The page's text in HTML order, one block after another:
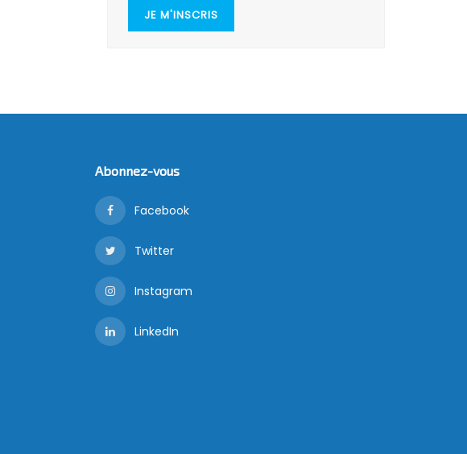
JE M'INSCRIS
Abonnez-vous
Facebook
Twitter
Instagram
LinkedIn